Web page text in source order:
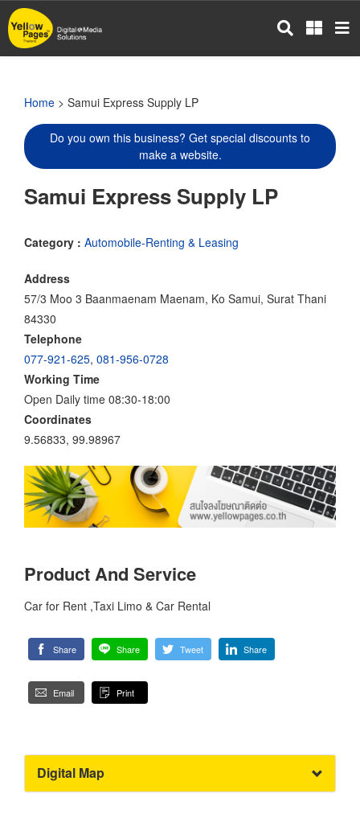
Skip
to
main
Home > Samui Express Supply LP
Do you own this business? Get special discounts to
make a website.
Samui Express Supply LP
Category : Automobile-Renting & Leasing
Address
57/3 Moo 3 Baanmaenam Maenam, Ko Samui, Surat Thani
84330
Telephone
077-921-625, 081-956-0728
Working Time
Open Daily time 08:30-18:00
Coordinates
9.56833, 99.98967
Product And Service
Car for Rent ,Taxi Limo & Car Rental
Share Share Tweet Share
Email Print
Digital Map